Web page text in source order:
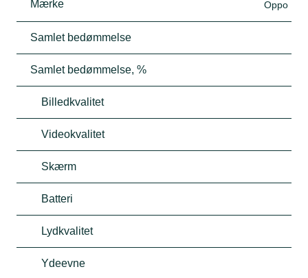
Mærke Oppo
Samlet bedømmelse
Samlet bedømmelse, %
Billedkvalitet
Videokvalitet
Skærm
Batteri
Lydkvalitet
Ydeevne